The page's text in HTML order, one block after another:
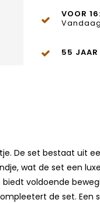
VOOR
55 JAAR
De set bestaat uit
wat de set een
voldoende
de set. Een